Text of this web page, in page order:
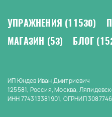
УПРАЖНЕНИЯ (11530)
МАГАЗИН (53) БЛОГ
ИП Юндев Иван Дмитриевич
125581, Россия, Москва,
ИНН 774313381901, ОГРНИП